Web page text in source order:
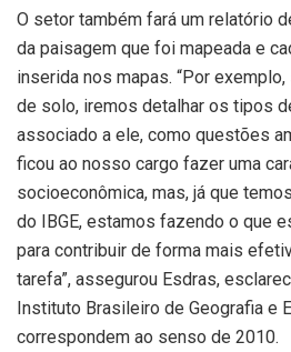
O setor também fará um relatório
da paisagem que foi mapeada e
inserida nos mapas. “Por
de solo, iremos detalhar os tipos
associado a ele, como questões
ficou ao nosso cargo fazer uma
socioeconômica, mas, já que
do IBGE, estamos fazendo o que
para contribuir de forma mais
tarefa”, assegurou Esdras,
Instituto Brasileiro de Geografia e
correspondem ao senso de 2010.